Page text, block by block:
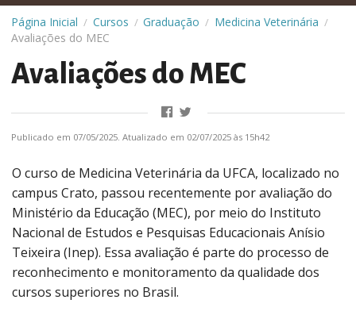
Página Inicial / Cursos / Graduação / Medicina Veterinária /
Avaliações do MEC
Avaliações do MEC
Publicado em 07/05/2025. Atualizado em 02/07/2025 às 15h42
O curso de Medicina Veterinária da UFCA, localizado no
campus Crato, passou recentemente por avaliação do
Ministério da Educação (MEC), por meio do Instituto
Nacional de Estudos e Pesquisas Educacionais Anísio
Teixeira (Inep). Essa avaliação é parte do processo de
reconhecimento e monitoramento da qualidade dos
cursos superiores no Brasil.